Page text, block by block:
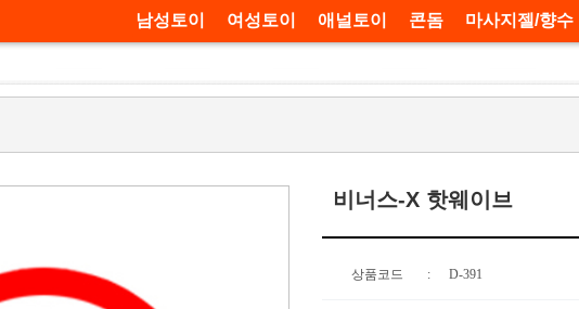
남성토이 여성토이 애널토이 콘돔 마사지젤/향수
비너스-X 핫웨이브
상품코드 : D-391